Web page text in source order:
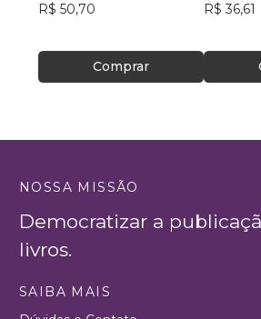
R$ 50,70
Comprar
R$ 36,61
NOSSA MISSÃO
Democratizar a
livros.
SAIBA MAIS